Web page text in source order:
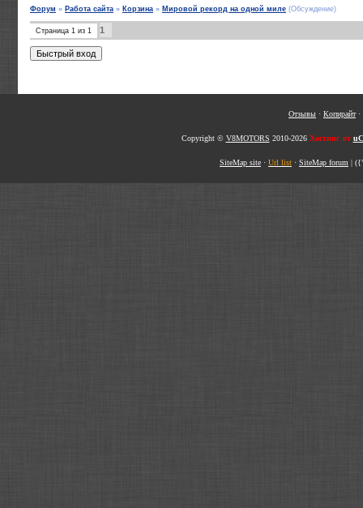
Форум » Работа сайта » Корзина » Мировой рекорд на одной миле (Обсуждение)
Страница 1 из 1 1
Отзывы · Копирайт·
Copyright © V8MOTORS 2010-2026 Хостинг от
SiteMap site · Url list · SiteMap forum |